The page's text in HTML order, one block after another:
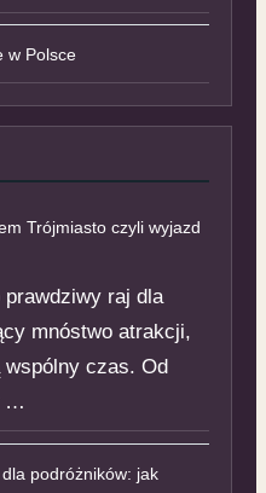
w Polsce
Trójmiasto czyli wyjazd
raj dla
mnóstwo atrakcji,
czas. Od
…
podróżników: jak